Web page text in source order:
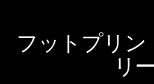
フットプリ
リー